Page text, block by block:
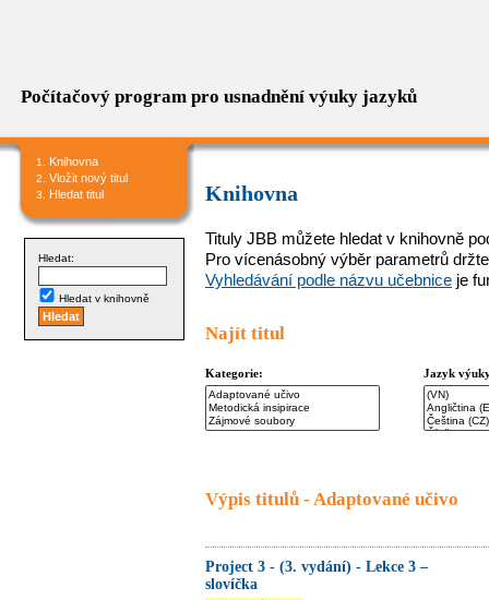
Počítačový program pro usnadnění výuky jazyků
Knihovna
Vložit nový titul
Hledat titul
Hledat:
Hledat v knihovně
Knihovna
Tituly JBB můžete hledat v knihovně
Pro vícenásobný výběr parametrů
Vyhledávání podle názvu učebnice je
Najít titul
Kategorie: Jazyk
Výpis titulů - Adaptované učivo
Project 3 - (3. vydání) - Lekce 3 –
slovíčka